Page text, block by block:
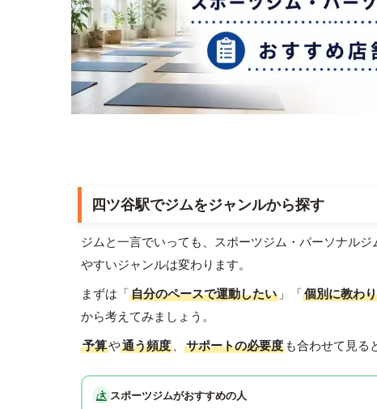
四ツ谷駅でジムをジャンルから探す
ジムと一言でいっても、スポーツジム・パーソナル
やすいジャンルは変わります。
まずは「自分のペースで運動したい 」「個別に教わ
から考えてみましょう。
予算や通う頻度 、 サポートの必要度 も合わせて見る
スポーツジムがおすすめの人